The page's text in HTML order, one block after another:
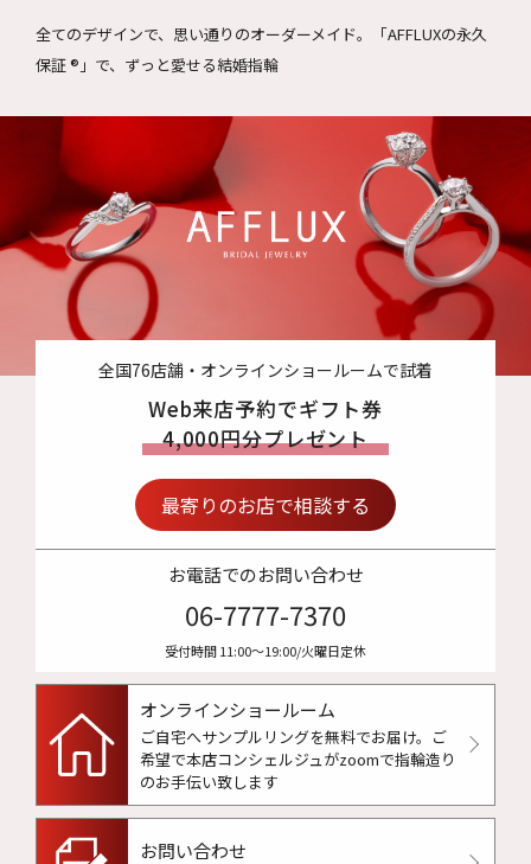
全てのデザインで、思い通りのオーダーメイド。
「AFFLUXの永久
保証 ®」で、ずっと愛せる結婚指輪
全国76店舗・オンラインショールームで試着
Web来店予約でギフト券
4,000円分プレゼント
最寄りのお店で相談する
お電話でのお問い合わせ
06-7777-7370
受付時間 11:00〜19:00/火曜日定休
オンラインショールーム
ご自宅へサンプルリングを無料でお届け。 ご
希望で本店コンシェルジュがzoomで指輪造り
のお手伝い致します
お問い合わせ